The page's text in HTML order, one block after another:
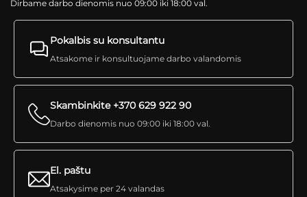
Dirbame darbo dienomis nuo 09:00 iki 18:00 val.
Pokalbis su konsultantu
Atsakome ir konsultuojame darbo valandomis
Skambinkite +370 629 922 90
Darbo dienomis nuo 09:00 iki 18:00 val.
El. paštu
Atsakysime per 24 valandas